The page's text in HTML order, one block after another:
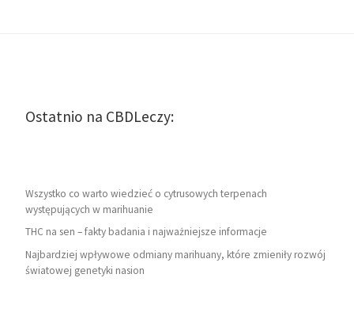
Ostatnio na CBDLeczy:
Wszystko co warto wiedzieć o cytrusowych terpenach
występujących w marihuanie
THC na sen – fakty badania i najważniejsze informacje
Najbardziej wpływowe odmiany marihuany, które zmieniły rozwój
światowej genetyki nasion